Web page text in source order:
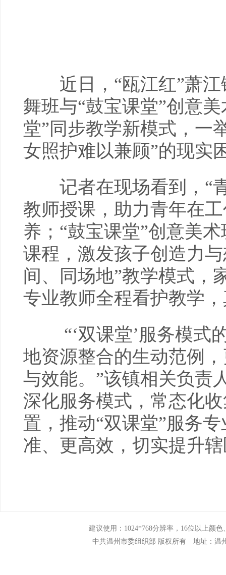
近日，“瓯江红”萧江
舞班与“鼓宝课堂”创意
堂”同步教学新模式，一
女照护难以兼顾”的现实
记者在现场看到，“青
教师授课，助力青年在
养；“鼓宝课堂”创意美
课程，激发孩子创造力
间、同场地”教学模式，
专业教师全程看护教学
“‘双课堂’服务模式的
地资源整合的生动范例
与效能。”该镇相关负责
深化服务模式，常态化
置，推动“双课堂”服务
准、更高效，切实提升
建议使用：1024*768分辨率，16位以上颜
中共温州市委组织部 版权所有 地址：温